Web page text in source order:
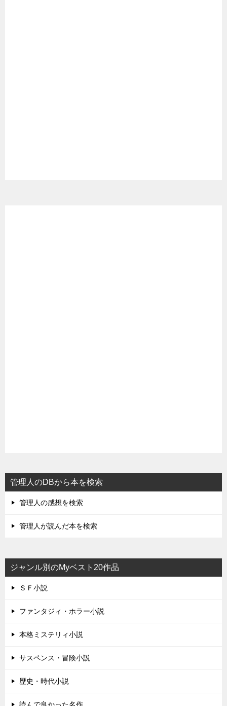
管理人のDBから本を検索
管理人の感想を検索
管理人が読んだ本を検索
ジャンル別のMyベスト20作品
ＳＦ小説
ファンタジィ・ホラー小説
本格ミステリィ小説
サスペンス・冒険小説
歴史・時代小説